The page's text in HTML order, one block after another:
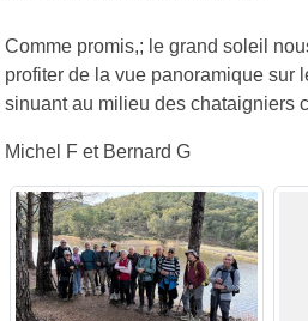
Comme promis,; le grand soleil
profiter de la vue panoramique sur
sinuant au milieu des chataigniers
Michel F et Bernard G